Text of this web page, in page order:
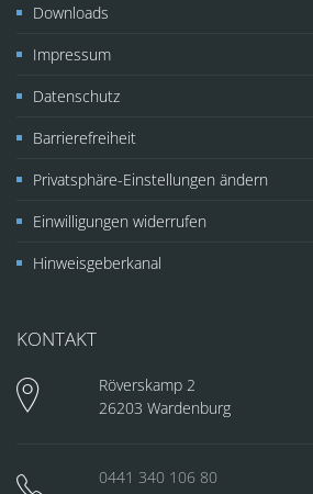
Downloads
Impressum
Datenschutz
Barrierefreiheit
Privatsphäre-Einstellungen ändern
Einwilligungen widerrufen
Hinweisgeberkanal
KONTAKT
Röverskamp 2
26203 Wardenburg
0441 340 106 80